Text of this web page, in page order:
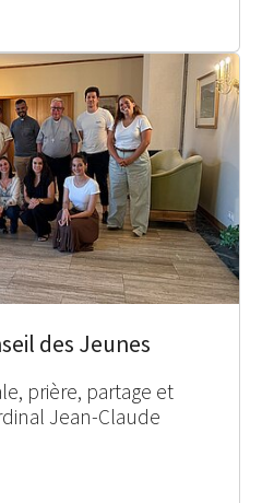
des Jeunes
prière, partage et
Jean-Claude